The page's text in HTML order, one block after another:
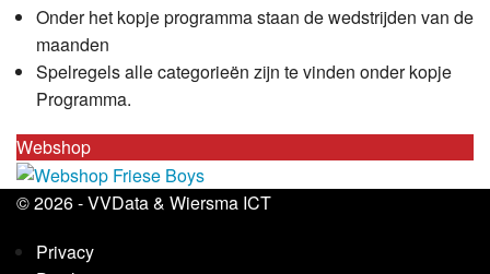
Onder het kopje programma staan de wedstrijden van de
maanden
Spelregels alle categorieën zijn te vinden onder kopje
Programma.
Webshop
© 2026 -VVData& Wiersma ICT
Privacy